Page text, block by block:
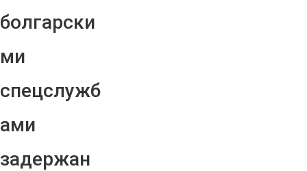
болгарски
ми
спецслужб
ами
задержан